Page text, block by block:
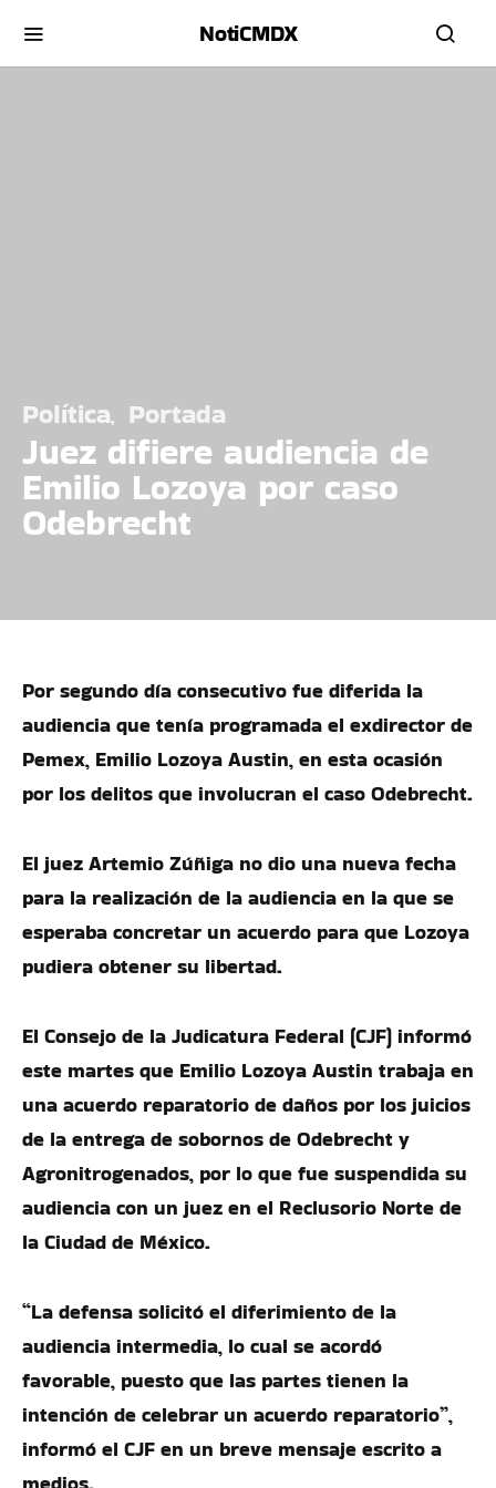
NotiCMDX
Política Portada
Juez difiere audiencia de
Emilio Lozoya por caso
Odebrecht
Por segundo día consecutivo fue diferida la
audiencia que tenía programada el exdirector de
Pemex, Emilio Lozoya Austin, en esta ocasión
por los delitos que involucran el caso Odebrecht.
El juez Artemio Zúñiga no dio una nueva fecha
para la realización de la audiencia en la que se
esperaba concretar un acuerdo para que Lozoya
pudiera obtener su libertad.
El Consejo de la Judicatura Federal (CJF) informó
este martes que Emilio Lozoya Austin trabaja en
una acuerdo reparatorio de daños por los juicios
de la entrega de sobornos de Odebrecht y
Agronitrogenados, por lo que fue suspendida su
audiencia con un juez en el Reclusorio Norte de
la Ciudad de México.
“La defensa solicitó el diferimiento de la
audiencia intermedia, lo cual se acordó
favorable, puesto que las partes tienen la
intención de celebrar un acuerdo reparatorio”,
informó el CJF en un breve mensaje escrito a